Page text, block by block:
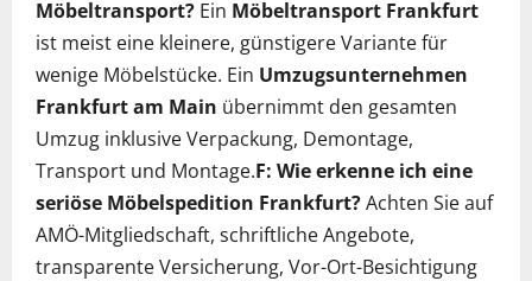
Möbeltransport? Ein Möbeltransport Frankfurt
ist meist eine kleinere, günstigere Variante für
wenige Möbelstücke. Ein Umzugsunternehmen
Frankfurt am Main übernimmt den gesamten
Umzug inklusive Verpackung, Demontage,
Transport und Montage.F: Wie erkenne ich eine
seriöse Möbelspedition Frankfurt?Achten Sie auf
AMÖ-Mitgliedschaft, schriftliche Angebote,
transparente Versicherung, Vor-Ort-Besichtigung